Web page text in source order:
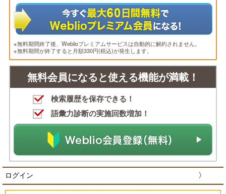
※無料期間終了後、Weblioプレミアムサービスは自動的に解約されません。
※無料期間が終了すると月額330円(税込)が発生します。
無料会員になると使える機能が満載！
検索履歴を保存できる！
語彙力診断の実施回数増加！
ログイン 〉